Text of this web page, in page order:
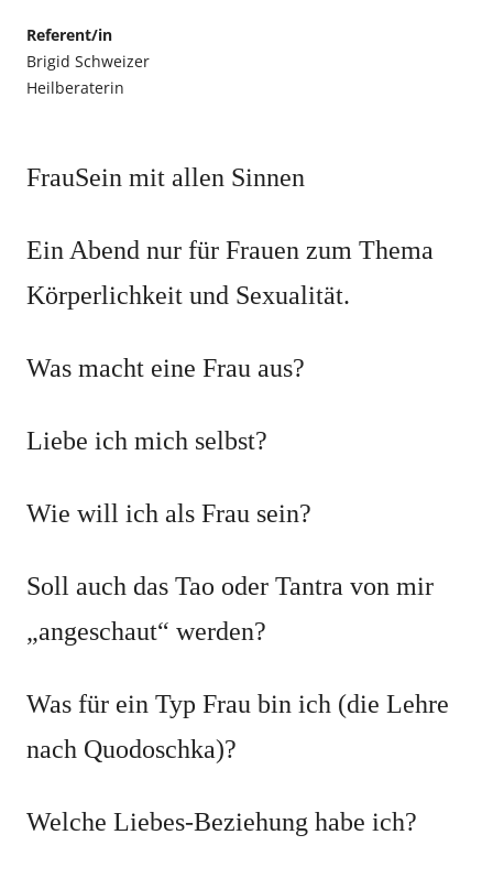
Referent/in
Brigid Schweizer
Heilberaterin
FrauSein mit allen Sinnen
Ein Abend nur für Frauen zum Thema
Körperlichkeit und Sexualität.
Was macht eine Frau aus?
Liebe ich mich selbst?
Wie will ich als Frau sein?
Soll auch das Tao oder Tantra von mir
„angeschaut“ werden?
Was für ein Typ Frau bin ich (die Lehre
nach Quodoschka)?
Welche Liebes-Beziehung habe ich?